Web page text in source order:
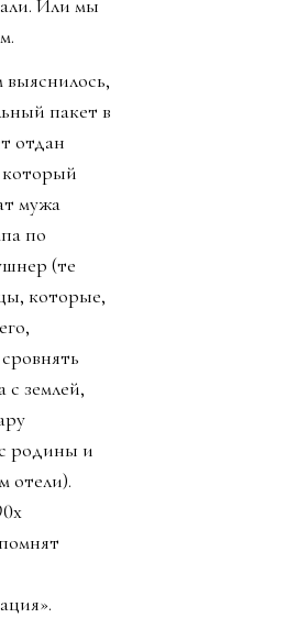
Или мы
пакет в
отдан
мужа
по
(те
которые,
с землей,
родины и
отели).